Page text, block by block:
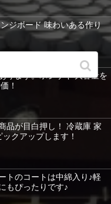
ジボード 味わいある作り
ります。ホシザキ 大容量を
！
品が目白押し！ 冷蔵庫 家
クアップします！
トのコートは中綿入り♪軽
もぴったりです♪